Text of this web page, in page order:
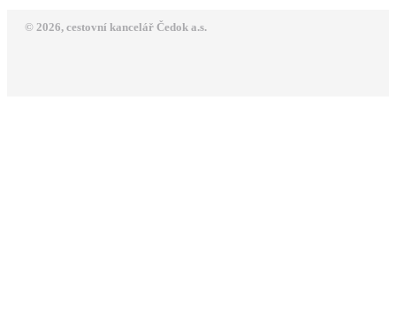
© 2026, cestovní kancelář Čedok a.s.